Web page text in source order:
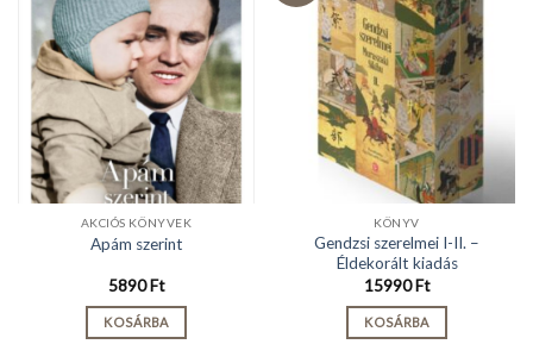
AKCIÓS KÖNYVEK
Apám szerint
5890Ft
KOSÁRBA
KÖNYV
Gendzsi szerelmei I-II. –
Éldekorált kiadás
15990Ft
KOSÁRBA